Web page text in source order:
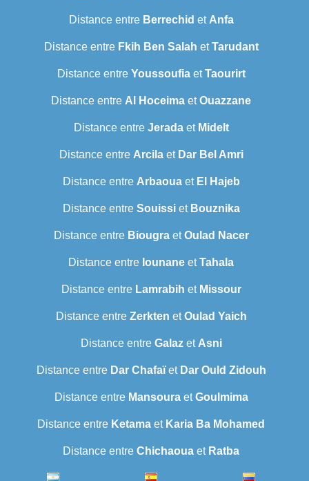
Distance entre Berrechid et Anfa
Distance entre Fkih Ben Salah etTarudant
Distance entre YoussoufiaetTaourirt
Distance entre Al Hoceima etOuazzane
Distance entre Jeradaet Midelt
Distance entre Arcilaet Dar Bel Amri
Distance entre Arbaouaet El Hajeb
Distance entre Souissiet Bouznika
Distance entre BiougraetOulad Nacer
Distance entre Iounane etTahala
Distance entre Lamrabih et Missour
Distance entre Zerkten etOulad Yaich
Distance entre Galazet Asni
Distance entre Dar Chafaïet Dar Ould Zidouh
Distance entre MansouraetGoulmima
Distance entre Ketama et Karia Ba Mohamed
Distance entre Chichaoua et Ratba